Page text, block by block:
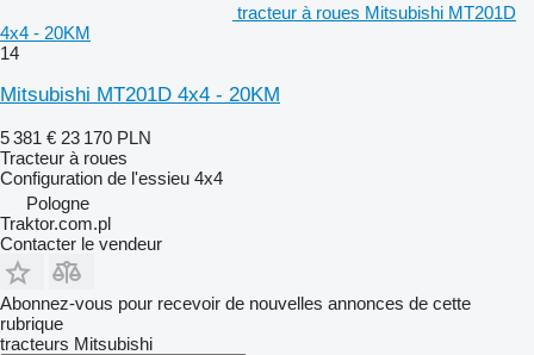
tracteur à roues Mitsubishi MT201D
4x4 - 20KM
14
Mitsubishi MT201D 4x4 - 20KM
5 381 € 23 170 PLN
Tracteur à roues
Configuration de l'essieu 4x4
Pologne
Traktor.com.pl
Contacter le vendeur
Abonnez-vous pour recevoir de nouvelles annonces de cette
rubrique
tracteurs Mitsubishi